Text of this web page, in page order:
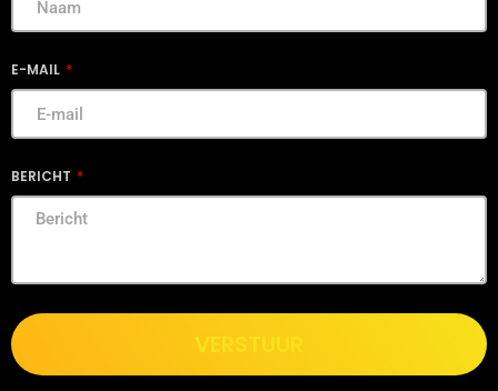
E-MAIL
BERICHT
VERSTUUR